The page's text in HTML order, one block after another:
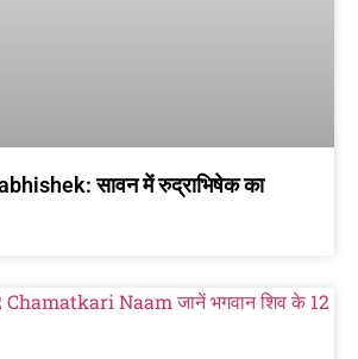
सावन में रुद्राभिषेक का